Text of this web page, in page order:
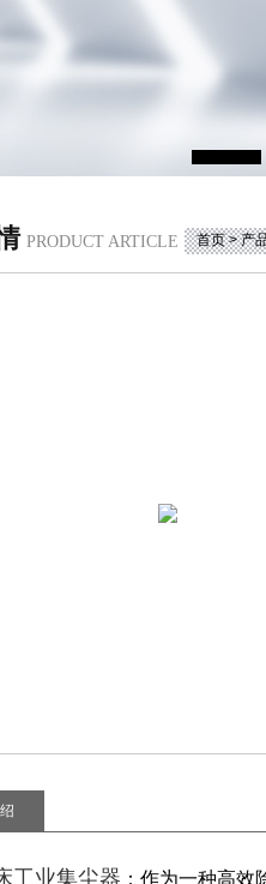
PRODUCT ARTICLE 首页>产
工业集尘器 ：作为一种高